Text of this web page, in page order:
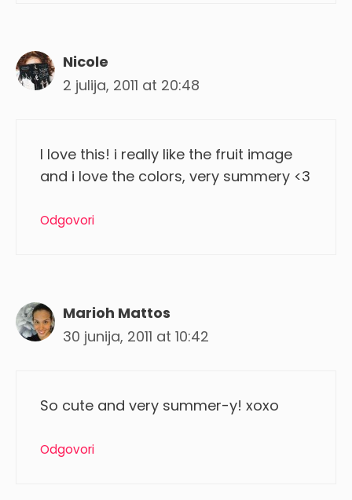
Nicole
2 julija, 2011 at 20:48
I love this! i really like the fruit image
and i love the colors, very summery <3
Odgovori
Marioh Mattos
30 junija, 2011 at 10:42
So cute and very summer-y! xoxo
Odgovori